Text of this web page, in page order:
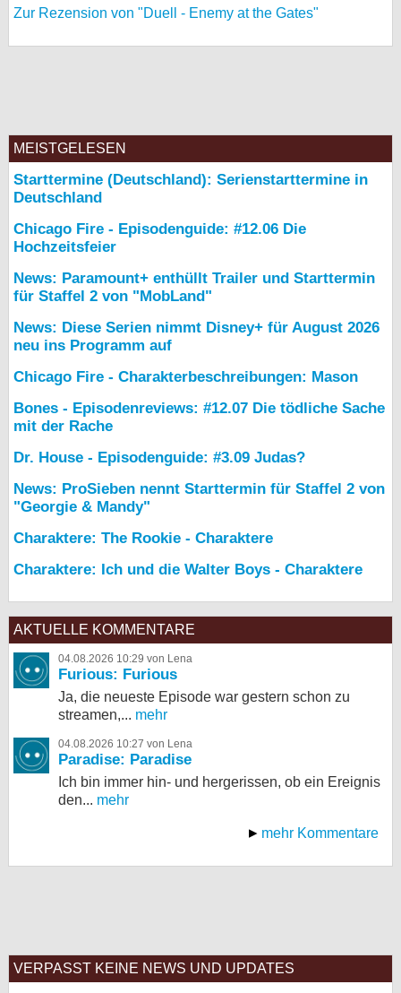
Zur Rezension von "Duell - Enemy at the Gates"
MEISTGELESEN
Starttermine (Deutschland): Serienstarttermine in
Deutschland
Chicago Fire - Episodenguide: #12.06 Die
Hochzeitsfeier
News: Paramount+ enthüllt Trailer und Starttermin
für Staffel 2 von "MobLand"
News: Diese Serien nimmt Disney+ für August 2026
neu ins Programm auf
Chicago Fire - Charakterbeschreibungen: Mason
Bones - Episodenreviews: #12.07 Die tödliche Sache
mit der Rache
Dr. House - Episodenguide: #3.09 Judas?
News: ProSieben nennt Starttermin für Staffel 2 von
"Georgie & Mandy"
Charaktere: The Rookie - Charaktere
Charaktere: Ich und die Walter Boys - Charaktere
AKTUELLE KOMMENTARE
04.08.2026 10:29 von Lena
Furious: Furious
Ja, die neueste Episode war gestern schon zu
streamen,... mehr
04.08.2026 10:27 von Lena
Paradise: Paradise
Ich bin immer hin- und hergerissen, ob ein Ereignis
den... mehr
mehr Kommentare
VERPASST KEINE NEWS UND UPDATES